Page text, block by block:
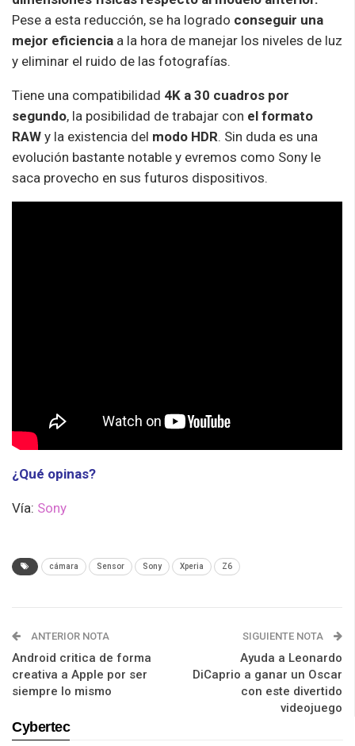
Pese a esta reducción, se ha logrado conseguir una
mejor eficiencia a la hora de manejar los niveles de luz
y eliminar el ruido de las fotografías.
Tiene una compatibilidad 4K a 30 cuadros por
segundo, la posibilidad de trabajar con el formato
RAW y la existencia del modo HDR. Sin duda es una
evolución bastante notable y evremos como Sony le
saca provecho en sus futuros dispositivos.
¿Qué opinas?
Vía: Sony
cámara Sensor Sony Xperia Z6
ANTERIOR NOTA
Android critica de forma
creativa a Apple por ser
siempre lo mismo
SIGUIENTE NOTA
Ayuda a Leonardo
DiCaprio a ganar un Oscar
con este divertido
videojuego
Cybertec